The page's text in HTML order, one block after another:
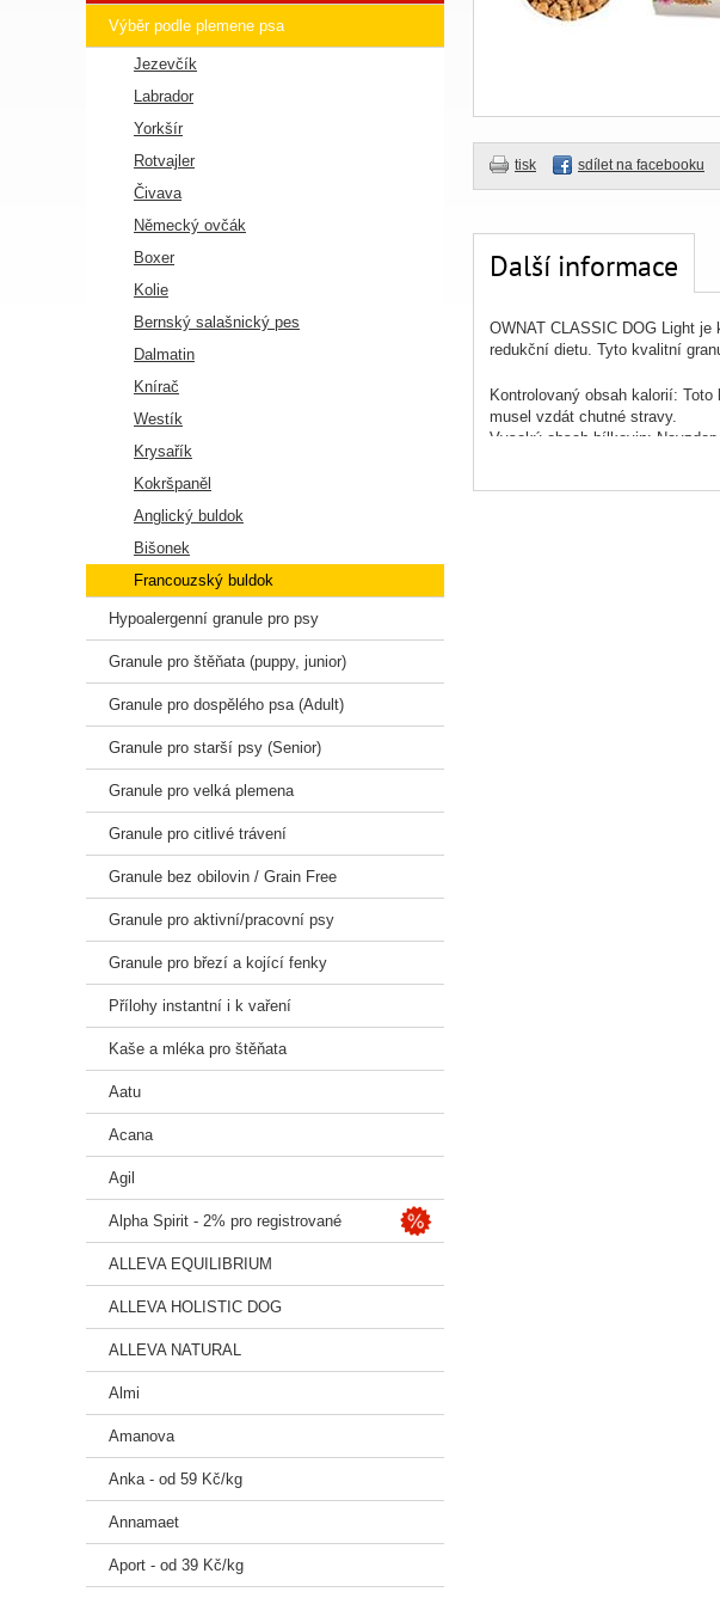
tisk sdílet na facebooku
Další informace
OWNAT CLASSIC DOG Light
redukční dietu. Tyto kvalitní
Kontrolovaný obsah kalorií:
musel vzdát chutné stravy.
Vysoký obsah bílkovin:
Výběr podle plemene psa
Jezevčík
Labrador
Yorkšír
Rotvajler
Čivava
Německý ovčák
Boxer
Kolie
Bernský salašnický pes
Dalmatin
Knírač
Westík
Krysařík
Kokršpaněl
Anglický buldok
Bišonek
Francouzský buldok
Hypoalergenní granule pro psy
Granule pro štěňata (puppy, junior)
Granule pro dospělého psa (Adult)
Granule pro starší psy (Senior)
Granule pro velká plemena
Granule pro citlivé trávení
Granule bez obilovin / Grain Free
Granule pro aktivní/pracovní psy
Granule pro březí a kojící fenky
Přílohy instantní i k vaření
Kaše a mléka pro štěňata
Aatu
Acana
Agil
Alpha Spirit - 2% pro registrované
ALLEVA EQUILIBRIUM
ALLEVA HOLISTIC DOG
ALLEVA NATURAL
Almi
Amanova
Anka - od 59 Kč/kg
Annamaet
Aport - od 39 Kč/kg